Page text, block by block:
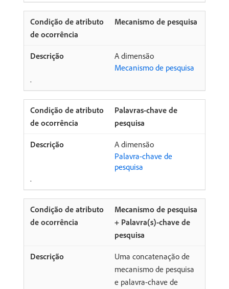
Mecanismo de pesquisa
A dimensão
Mecanismo de pesquisa
.
Palavras-chave de
pesquisa
A dimensão
Palavra-chave de
pesquisa
.
Mecanismo de pesquisa
+ Palavra(s)-chave de
pesquisa
Uma concatenação de
mecanismo de pesquisa
e palavra-chave de